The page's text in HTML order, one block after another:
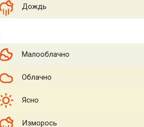
Дождь
Малооблачно
Облачно
Ясно
Изморось